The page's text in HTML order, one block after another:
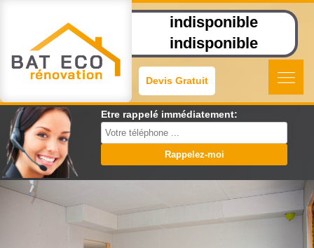
indisponible
indisponible
Devis Gratuit
Etre rappelé immédiatement: